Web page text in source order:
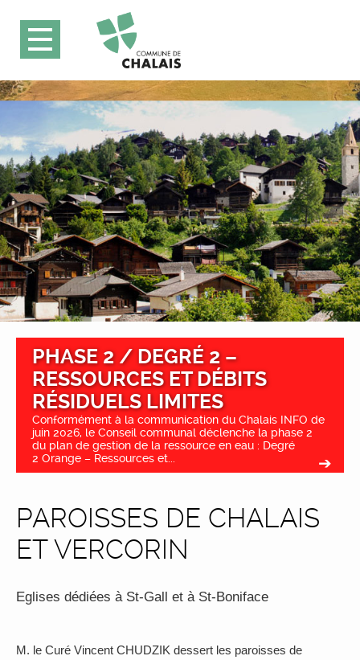
PHASE 2 / DEGRÉ 2 –
RESSOURCES ET DÉBITS
RÉSIDUELS LIMITES
Conformément à la communication du Chalais INFO de
juin 2026, le Conseil communal déclenche la phase 2
du plan de gestion de la ressource en eau : Degré
2 Orange – Ressources et...
PAROISSES DE CHALAIS
ET VERCORIN
Eglises dédiées à St-Gall et à St-Boniface
M. le Curé Vincent CHUDZIK dessert les paroisses de